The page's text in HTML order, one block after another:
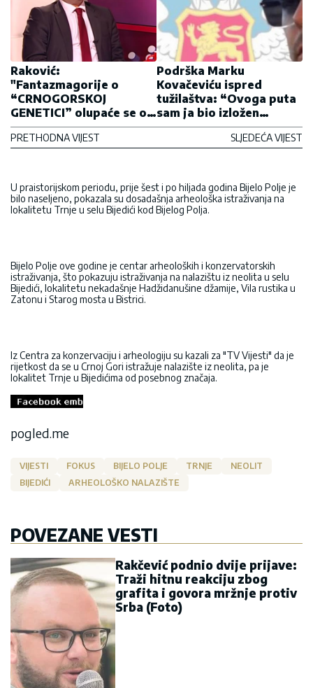
Raković:
"Fantazmagorije o
“CRNOGORSKOJ
GENETICI” olupaće se o
jedinstveno i nedeljivo
srpstvo”
PRETHODNA VIJEST
Podrška Marku
Kovačeviću ispred
tužilaštva: “Ovoga puta
sam ja bio izložen
progonu, sjutra to može
biti neko drugi” (FOTO)
SLJEDEĆA VIJEST
U praistorijskom periodu, prije šest i po hiljada godina Bijelo Polje je
bilo naseljeno, pokazala su dosadašnja arheološka istraživanja na
lokalitetu Trnje u selu Bijedići kod Bijelog Polja.
Bijelo Polje ove godine je centar arheoloških i konzervatorskih
istraživanja, što pokazuju istraživanja na nalazištu iz neolita u selu
Bijedići, lokalitetu nekadašnje Hadžidanušine džamije, Vila rustika u
Zatonu i Starog mosta u Bistrici.
Iz Centra za konzervaciju i arheologiju su kazali za "TV Vijesti" da je
rijetkost da se u Crnoj Gori istražuje nalazište iz neolita, pa je
lokalitet Trnje u Bijedićima od posebnog značaja.
pogled.me
VIJESTI FOKUS BIJELO POLJE TRNJE
NEOLIT
BIJEDIĆI
ARHEOLOŠKO NALAZIŠTE
POVEZANE VESTI
Rakčević podnio dvije prijave:
Traži hitnu reakciju zbog
grafita i govora mržnje protiv
Srba (Foto)